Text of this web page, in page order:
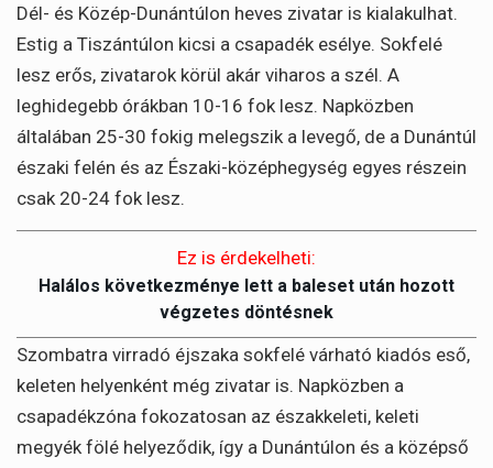
Dél- és Közép-Dunántúlon heves zivatar is kialakulhat.
Estig a Tiszántúlon kicsi a csapadék esélye. Sokfelé
lesz erős, zivatarok körül akár viharos a szél. A
leghidegebb órákban 10-16 fok lesz. Napközben
általában 25-30 fokig melegszik a levegő, de a Dunántúl
északi felén és az Északi-középhegység egyes részein
csak 20-24 fok lesz.
Ez is érdekelheti:
Halálos következménye lett a baleset után hozott
végzetes döntésnek
Szombatra virradó éjszaka sokfelé várható kiadós eső,
keleten helyenként még zivatar is. Napközben a
csapadékzóna fokozatosan az északkeleti, keleti
megyék fölé helyeződik, így a Dunántúlon és a középső